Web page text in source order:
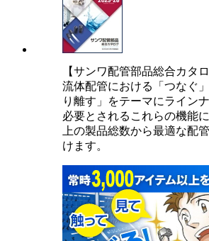
【サンワ配管部品総合カタロ
流体配管における「つなぐ
り離す」をテーマにライン
必要とされるこれらの機能
上の製品総数から最適な配
けます。